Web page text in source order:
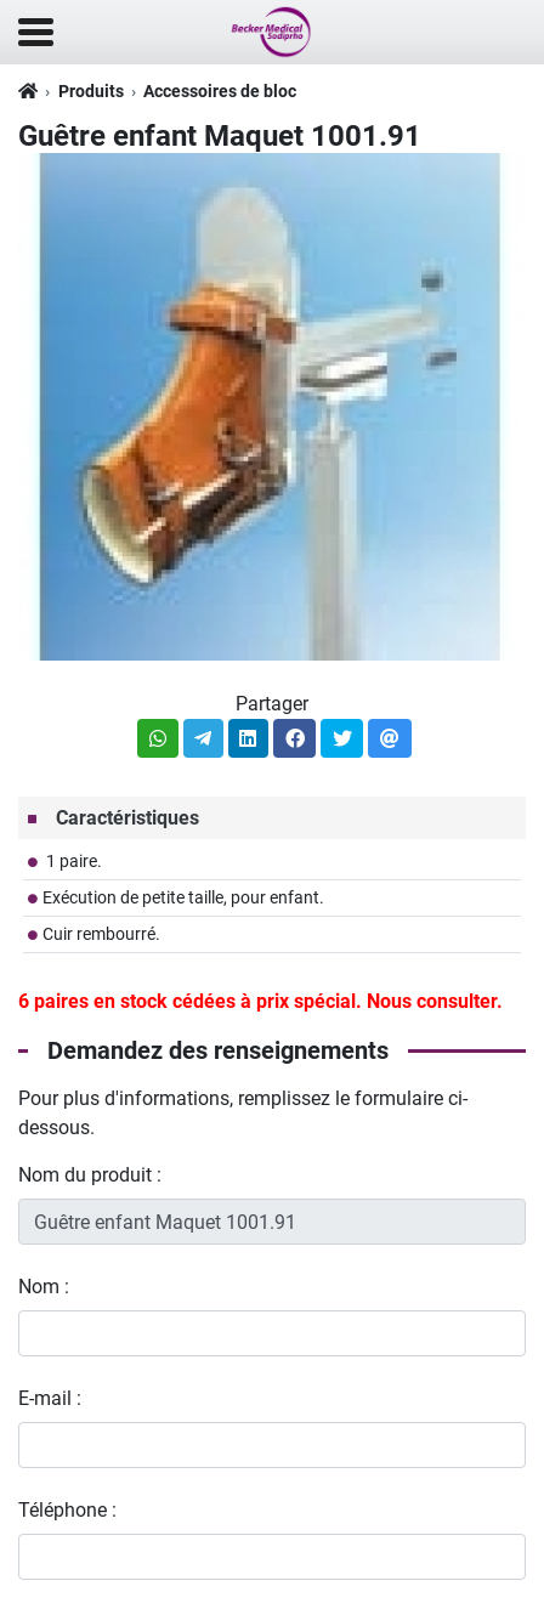
Produits Accessoires de bloc
Guêtre enfant Maquet 1001.91
Partager
Caractéristiques
​ 1 paire.
Exécution de petite taille, pour enfant.
Cuir rembourré.
6 paires en stock cédées à prix spécial. Nous consulter.
Demandez des renseignements
Pour plus d'informations, remplissez le formulaire ci-
dessous.
Nom du produit :
Nom :
E-mail :
Téléphone :